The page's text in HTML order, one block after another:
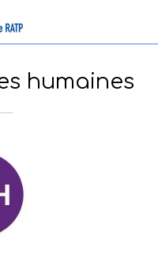
humaines